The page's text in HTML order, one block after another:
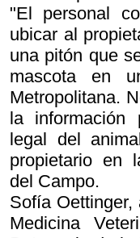
"El personal
ubicar al
una pitón que
mascota en
Metropolitana.
la información
legal del
propietario en
del Campo.
Sofía Oettinger,
Medicina